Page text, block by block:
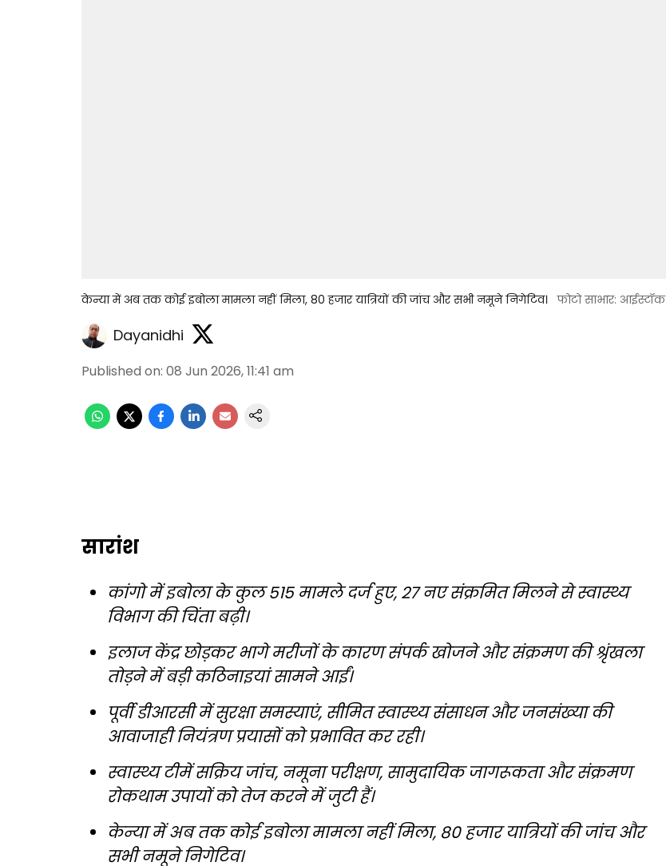
केन्या में अब तक कोई इबोला मामला नहीं मिला, 80 हजार यात्रियों की जांच और सभी नमूने निगेटिव। फोटो साभार: आईस्टॉक
Dayanidhi
Published on: 08 Jun 2026, 11:41 am
सारांश
कांगो में इबोला के कुल 515 मामले दर्ज हुए, 27 नए संक्रमित मिलने से स्वास्थ्य
विभाग की चिंता बढ़ी।
इलाज केंद्र छोड़कर भागे मरीजों के कारण संपर्क खोजने और संक्रमण की श्रृंखला
तोड़ने में बड़ी कठिनाइयां सामने आईं।
पूर्वी डीआरसी में सुरक्षा समस्याएं, सीमित स्वास्थ्य संसाधन और जनसंख्या की
आवाजाही नियंत्रण प्रयासों को प्रभावित कर रही।
स्वास्थ्य टीमें सक्रिय जांच, नमूना परीक्षण, सामुदायिक जागरूकता और संक्रमण
रोकथाम उपायों को तेज करने में जुटी हैं।
केन्या में अब तक कोई इबोला मामला नहीं मिला, 80 हजार यात्रियों की जांच और
सभी नमूने निगेटिव।